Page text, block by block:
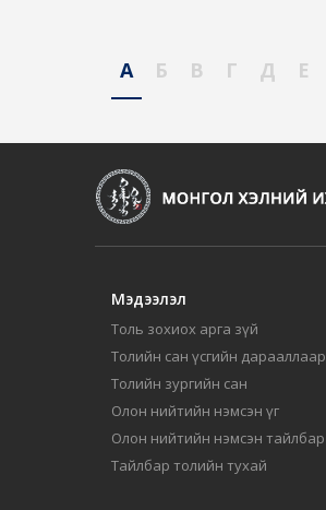
А Б В Г Д Е
Мэдээлэл
Толь зохиох арга зүй
Толийн сан үсгийн дарааллаар
Толийн зургийн сан
Олон нийтийн нэмсэн үг
Олон нийтийн нэмсэн тайлбар
Тайлбар толийн тухай